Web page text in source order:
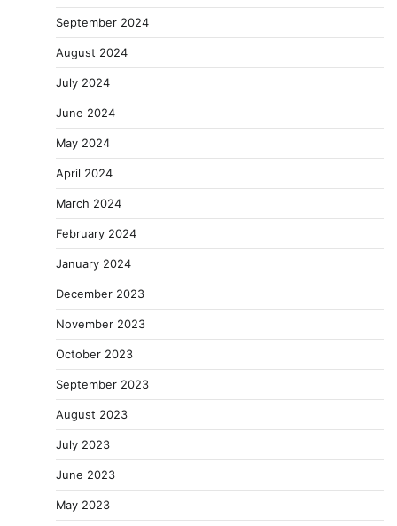
September 2024
August 2024
July 2024
June 2024
May 2024
April 2024
March 2024
February 2024
January 2024
December 2023
November 2023
October 2023
September 2023
August 2023
July 2023
June 2023
May 2023